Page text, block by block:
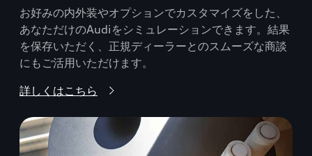
お好みの内外装やオプションでカスタマイズをした、
あなただけのAudiをシミュレーションできます。結果
を保存いただく、正規ディーラーとのスムーズな商談
にもご活用いただけます。
詳しくはこちら